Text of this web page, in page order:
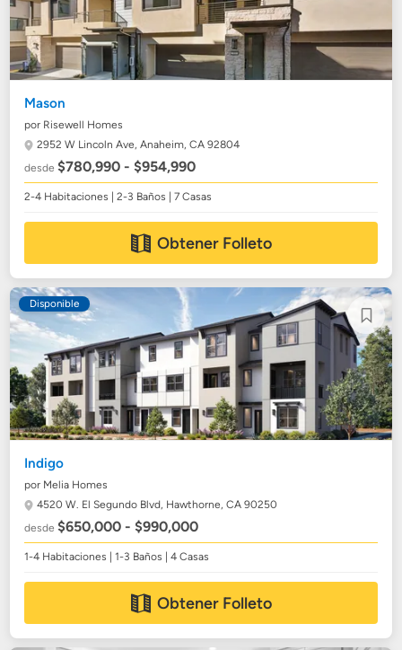
Mason
por Risewell Homes
2952 W Lincoln Ave,Anaheim, CA 92804
desde$780,990 - $954,990
2-4 Habitaciones | 2-3 Baños | 7 Casas
Obtener Folleto
Disponible
Indigo
por Melia Homes
4520 W. El Segundo Blvd, Hawthorne, CA 90250
desde$650,000 - $990,000
1-4 Habitaciones | 1-3 Baños | 4 Casas
Obtener Folleto